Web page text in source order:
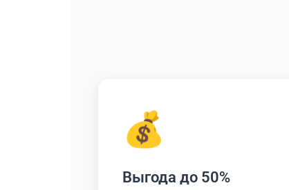
💰
Выгода до 50%